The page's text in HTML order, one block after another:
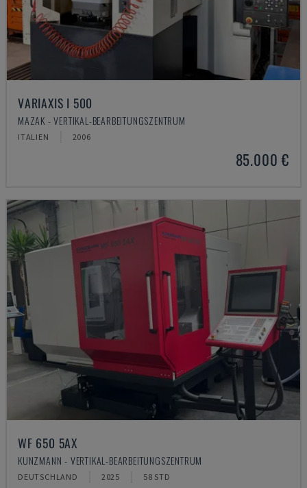
VARIAXIS I 500
MAZAK - VERTIKAL-BEARBEITUNGSZENTRUM
ITALIEN 2006
85.000 €
WF 650 5AX
KUNZMANN - VERTIKAL-BEARBEITUNGSZENTRUM
DEUTSCHLAND 2025 58 STD